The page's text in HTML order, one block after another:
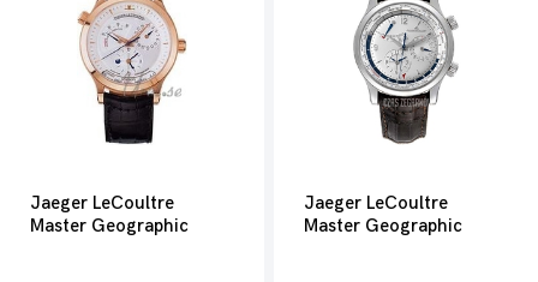
Jaeger LeCoultre
Master Geographic
Jaeger LeCoultre
Master Geographic